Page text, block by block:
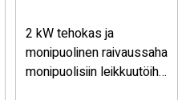
yksityisellä kuin
kunnallisellakin sektorilla,
myös meluherkillä
alueilla.
2 kW tehokas ja
monipuolinen raivaussaha
monipuolisiin leikkuutöihin